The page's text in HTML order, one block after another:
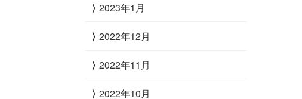
2023年1月
2022年12月
2022年11月
2022年10月